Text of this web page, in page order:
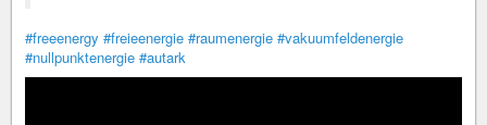
#freeenergy #freieenergie #raumenergie #vakuumfeldenergie
#nullpunktenergie #autark